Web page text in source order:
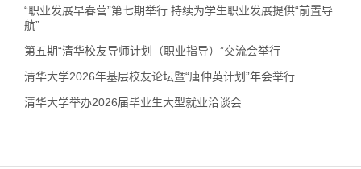
“职业发展早春营”第七期举行 持续为学生职业发展提供“前置导
航”
第五期“清华校友导师计划（职业指导）”交流会举行
清华大学2026年基层校友论坛暨“唐仲英计划”年会举行
清华大学举办2026届毕业生大型就业洽谈会